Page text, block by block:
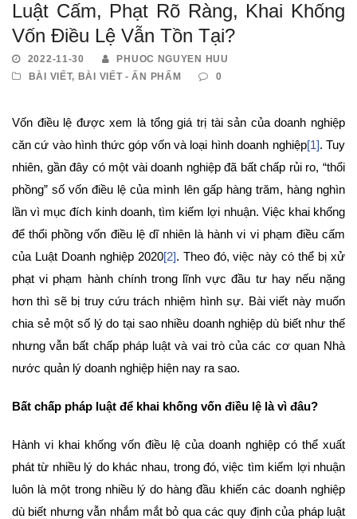
Luật Cấm, Phạt Rõ Ràng, Khai Khống
Vốn Điều Lệ Vẫn Tồn Tại?
2022-11-30
PHUOC NGUYEN HUU
BÀI VIẾT, BÀI VIẾT - ẤN PHẨM 0
Vốn điều lệ được xem là tổng giá trị tài sản của doanh nghiệp
căn cứ vào hình thức góp vốn và loại hình doanh nghiệp[1]. Tuy
nhiên, gần đây có một vài doanh nghiệp đã bất chấp rủi ro, “thổi
phồng” số vốn điều lệ của mình lên gấp hàng trăm, hàng nghìn
lần vì mục đích kinh doanh, tìm kiếm lợi nhuận. Việc khai khống
để thổi phồng vốn điều lệ dĩ nhiên là hành vi vi phạm điều cấm
của Luật Doanh nghiệp 2020[2]. Theo đó, việc này có thể bị xử
phạt vi phạm hành chính trong lĩnh vực đầu tư hay nếu nặng
hơn thì sẽ bị truy cứu trách nhiệm hình sự. Bài viết này muốn
chia sẻ một số lý do tại sao nhiều doanh nghiệp dù biết như thế
nhưng vẫn bất chấp pháp luật và vai trò của các cơ quan Nhà
nước quản lý doanh nghiệp hiện nay ra sao.
Bất chấp pháp luật để khai khống vốn điều lệ là vì đâu?
Hành vi khai khống vốn điều lệ của doanh nghiệp có thể xuất
phát từ nhiều lý do khác nhau, trong đó, việc tìm kiếm lợi nhuận
luôn là một trong nhiều lý do hàng đầu khiến các doanh nghiệp
dù biết nhưng vẫn nhắm mắt bỏ qua các quy định của pháp luật